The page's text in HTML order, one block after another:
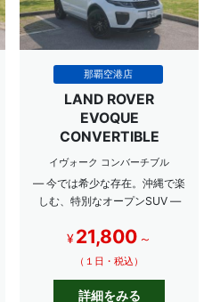
那覇空港店
LAND ROVER
EVOQUE
CONVERTIBLE
イヴォーク コンバーチブル
― 今では希少な存在。沖縄で楽
しむ、特別なオープンSUV ―
¥21,800 ～
（１日・税込）
詳細をみる